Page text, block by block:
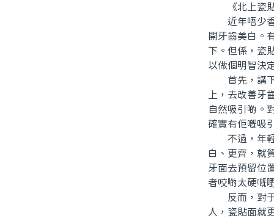
《北上瓷貼
近年唔少香
開牙齒美白。
下。但係，瓷
以做個明智決
首先，講下
上，去改善牙
自然吸引啲。
確實有佢嘅吸
不過，年輕
白、更齊，就
牙面去預留位
者咬啲太硬嘅
反而，對于
人，瓷貼面就